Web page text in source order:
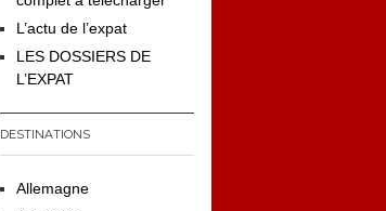
L’actu de l’expat
LES DOSSIERS DE
L’EXPAT
DESTINATIONS
Allemagne